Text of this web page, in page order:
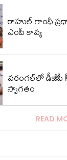
రాహుల్ గాంధీ
ఎంపీ కావ్య
వరంగల్‌లో డీజీపీ
స్వాగతం
READ